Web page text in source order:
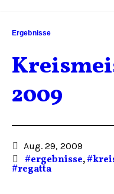
Ergebnisse
2009
Aug. 29, 2009
#ergebnisse,
#regatta